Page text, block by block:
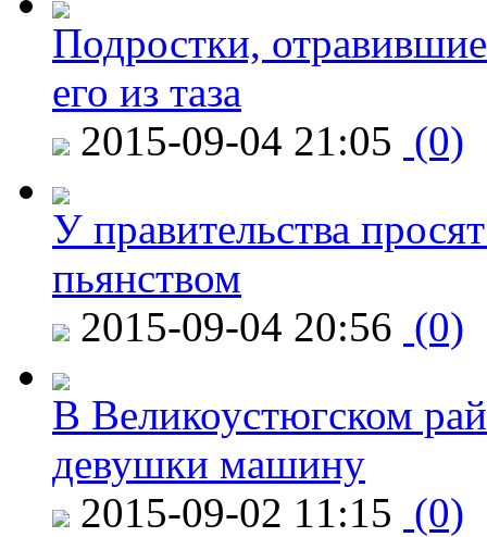
Подростки,
его из таза
2015-09-04 21:05 (0)
У правительства
пьянством
2015-09-04 20:56 (0)
В Великоустюгском
девушки машину
2015-09-02 11:15 (0)